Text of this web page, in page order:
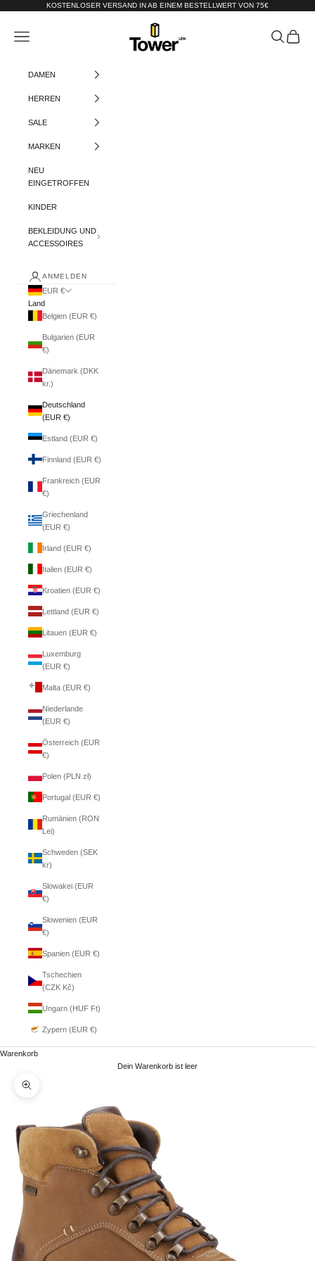
Zum Inhalt springenKOSTENLOSER VERSAND IN AB EINEM BESTELLWERT VON 75€
Tower-London.De
Menü Suchen
DAMEN
HERREN
SALE
MARKEN
NEU
EINGETROFFEN
KINDER
BEKLEIDUNG UND
ACCESSOIRES
ANMELDEN
EUR €
Land
Belgien (EUR €)
Bulgarien (EUR
€)
Dänemark (DKK
kr.)
Deutschland
(EUR €)
Estland (EUR €)
Finnland (EUR €)
Frankreich (EUR
€)
Griechenland
(EUR €)
Irland (EUR €)
Italien (EUR €)
Kroatien (EUR €)
Lettland (EUR €)
Litauen (EUR €)
Luxemburg
(EUR €)
Malta (EUR €)
Niederlande
(EUR €)
Österreich (EUR
€)
Polen (PLN zł)
Portugal (EUR €)
Rumänien (RON
Lei)
Schweden (SEK
kr)
Slowakei (EUR
€)
Slowenien (EUR
€)
Spanien (EUR €)
Tschechien
(CZK Kč)
Ungarn (HUF Ft)
Zypern (EUR €)
Warenkorb
Dein Warenkorb ist leer
Bild vergrößern